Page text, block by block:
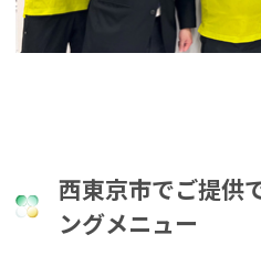
西東京市でご提供
ングメニュー